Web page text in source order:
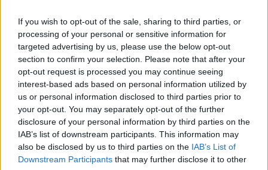
If you wish to opt-out of the sale, sharing to third parties, or
processing of your personal or sensitive information for
targeted advertising by us, please use the below opt-out
section to confirm your selection. Please note that after your
opt-out request is processed you may continue seeing
interest-based ads based on personal information utilized by
us or personal information disclosed to third parties prior to
your opt-out. You may separately opt-out of the further
disclosure of your personal information by third parties on the
IAB’s list of downstream participants. This information may
also be disclosed by us to third parties on the IAB’s List of
Downstream Participants that may further disclose it to other